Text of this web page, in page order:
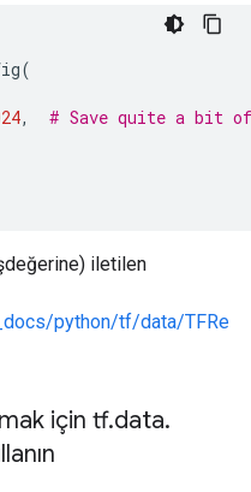
(
,
# Save quite a bit of
iletilen
python/tf/data/TFRe
için tf.data.